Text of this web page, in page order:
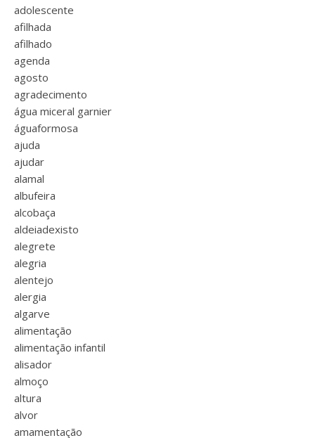
adolescente
afilhada
afilhado
agenda
agosto
agradecimento
água miceral garnier
águaformosa
ajuda
ajudar
alamal
albufeira
alcobaça
aldeiadexisto
alegrete
alegria
alentejo
alergia
algarve
alimentação
alimentação infantil
alisador
almoço
altura
alvor
amamentação